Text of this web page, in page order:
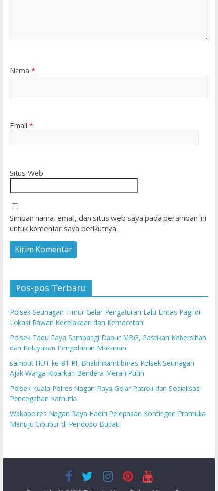
Nama *
Email *
Situs Web
Simpan nama, email, dan situs web saya pada peramban ini
untuk komentar saya berikutnya.
Pos-pos Terbaru
Polsek Seunagan Timur Gelar Pengaturan Lalu Lintas Pagi di
Lokasi Rawan Kecelakaan dan Kemacetan
Polsek Tadu Raya Sambangi Dapur MBG, Pastikan Kebersihan
dan Kelayakan Pengolahan Makanan
sambut HUT ke-81 RI, Bhabinkamtibmas Polsek Seunagan
Ajak Warga Kibarkan Bendera Merah Putih
Polsek Kuala Polres Nagan Raya Gelar Patroli dan Sosialisasi
Pencegahan Karhutla
Wakapolres Nagan Raya Hadiri Pelepasan Kontingen Pramuka
Menuju Cibubur di Pendopo Bupati